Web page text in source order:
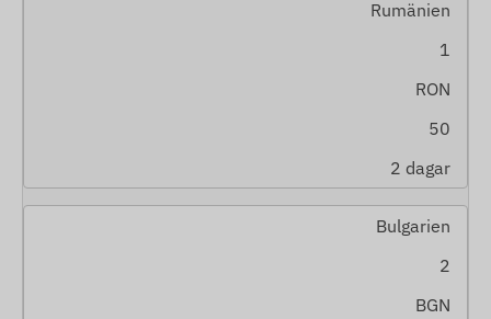
Rumänien
1
RON
50
2 dagar
Bulgarien
2
BGN